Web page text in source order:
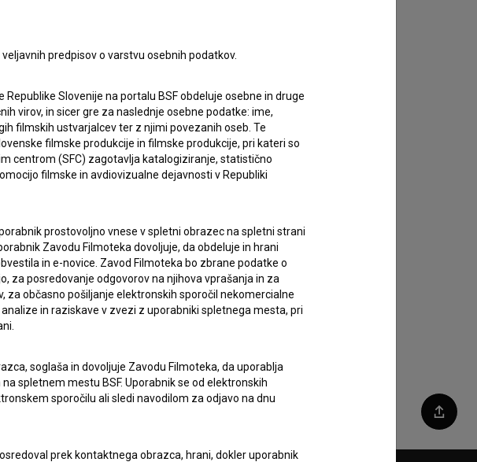
Deli
predpisov o varstvu osebnih podatkov.
Slovenije na portalu BSF obdeluje osebne in druge
virov, in sicer gre za naslednje osebne podatke: ime,
filmskih ustvarjalcev ter z njimi povezanih oseb. Te
filmske produkcije in filmske produkcije, pri kateri so
centrom (SFC) zagotavlja katalogiziranje, statistično
filmske in avdiovizualne dejavnosti v Republiki
prostovoljno vnese v spletni obrazec na spletni strani
Zavodu Filmoteka dovoljuje, da obdeluje in hrani
in e-novice. Zavod Filmoteka bo zbrane podatke o
za posredovanje odgovorov na njihova vprašanja in za
občasno pošiljanje elektronskih sporočil nekomercialne
in raziskave v zvezi z uporabniki spletnega mesta, pri
soglaša in dovoljuje Zavodu Filmoteka, da uporablja
spletnem mestu BSF. Uporabnik se od elektronskih
sporočilu ali sledi navodilom za odjavo na dnu
prek kontaktnega obrazca, hrani, dokler uporabnik